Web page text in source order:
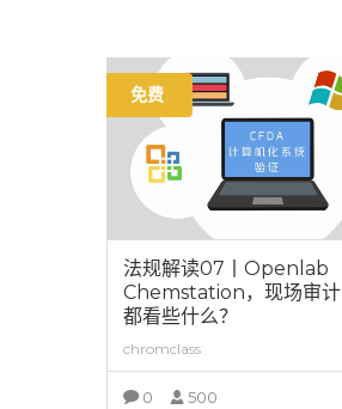
免费
法规解读07丨Openlab
Chemstation，现场审计
都看些什么？
chromclass
0 500